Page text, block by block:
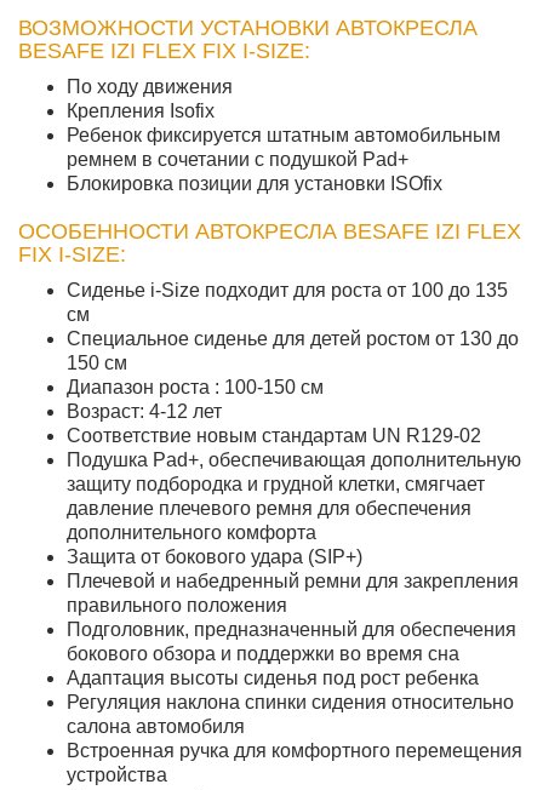
ВОЗМОЖНОСТИ УСТАНОВКИ АВТОКРЕСЛА
BESAFE IZI FLEX FIX I-SIZE:
По ходу движения
Крепления Isofix
Ребенок фиксируется штатным автомобильным
ремнем в сочетании с подушкой Pad+
Блокировка позиции для установки ISOfix
ОСОБЕННОСТИ АВТОКРЕСЛА BESAFE IZI FLEX
FIX I-SIZE:
Сиденье i-Size подходит для роста от 100 до 135
см
Специальное сиденье для детей ростом от 130 до
150 см
Диапазон роста : 100-150 см
Возраст: 4-12 лет
Соответствие новым стандартам UN R129-02
Подушка Pad+, обеспечивающая дополнительную
защиту подбородка и грудной клетки, смягчает
давление плечевого ремня для обеспечения
дополнительного комфорта
Защита от бокового удара (SIP+)
Плечевой и набедренный ремни для закрепления
правильного положения
Подголовник, предназначенный для обеспечения
бокового обзора и поддержки во время сна
Адаптация высоты сиденья под рост ребенка
Регуляция наклона спинки сидения относительно
салона автомобиля
Встроенная ручка для комфортного перемещения
устройства